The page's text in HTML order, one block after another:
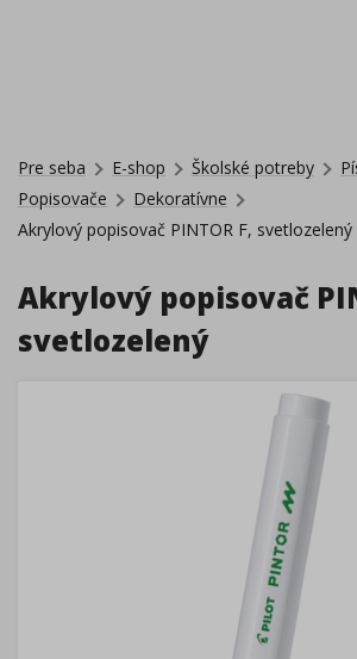
Pre seba E-shop Školské potreby
Popisovače
Dekoratívne
Akrylový popisovač PINTOR F, svetlozelený
Akrylový popisovač
svetlozelený